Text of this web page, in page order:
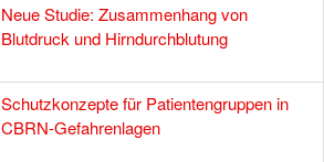
Neue Studie: Zusammenhang von
Blutdruck und Hirndurchblutung
Schutzkonzepte für Patientengruppen in
CBRN-Gefahrenlagen